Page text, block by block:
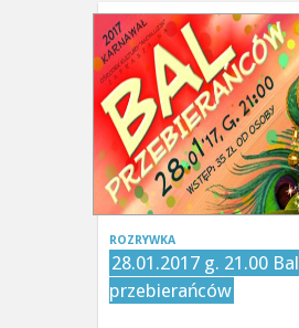
ROZRYWKA
28.01.2017 g. 21.00 Bal
przebierańców